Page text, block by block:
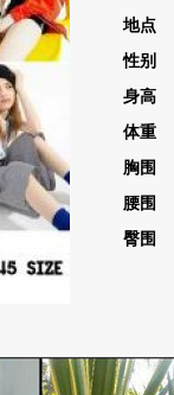
地点
性别
身高
体重
胸围
腰围
臀围